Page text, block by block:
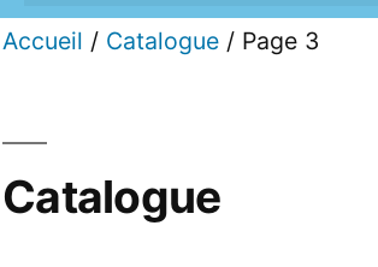
Accueil / Catalogue / Page 3
Catalogue